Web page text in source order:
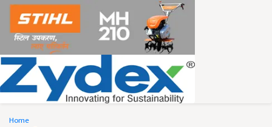
Home